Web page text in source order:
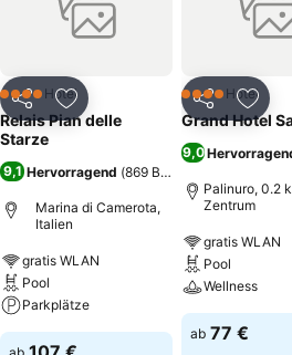
Teilen Zu Favoriten hinzufügen
4 SterneHotel
Relais Pian delle
Starze
9,1 Hervorragend (869 Bewertungen
Marina di Camerota,
Italien
gratis WLAN
Pool
Parkplätze
ab
Teilen Zu
4 SterneHotel
Grand Hotel
9,0
Palinuro, 0.2
Zentrum
gratis WLAN
Pool
Wellness
ab 77 €